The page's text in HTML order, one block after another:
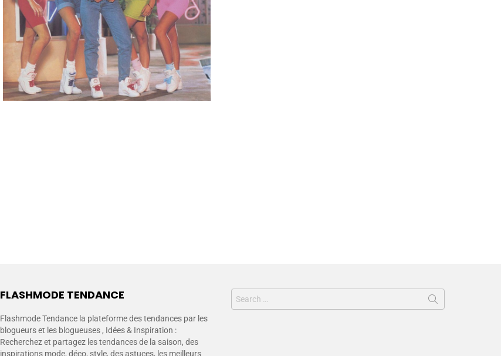
FLASHMODE TENDANCE
Flashmode Tendance la plateforme des tendances par les
blogueurs et les blogueuses , Idées & Inspiration :
Recherchez et partagez les tendances de la saison, des
inspirations mode, déco, style, des astuces, les meilleurs